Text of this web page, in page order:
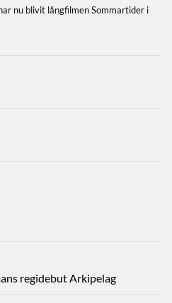
regidebut Arkipelag